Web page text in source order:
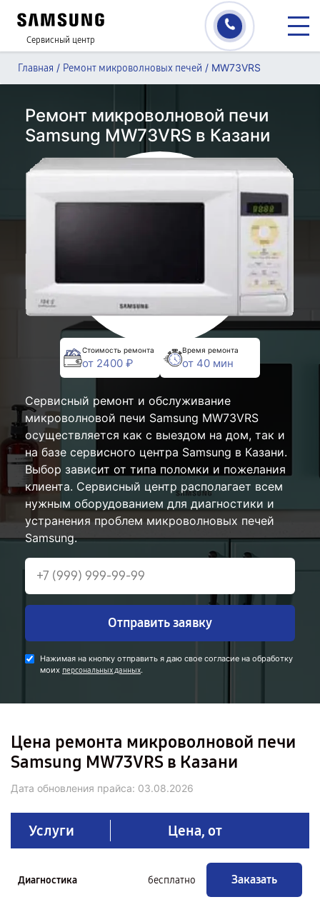
Сервисный центр
Главная / Ремонт микроволновых печей / MW73VRS
Ремонт микроволновой печи
Samsung MW73VRS в Казани
Стоимость ремонта
от 2400 ₽
Время ремонта
от 40 мин
Сервисный ремонт и обслуживание
микроволновой печи Samsung MW73VRS
осуществляется как с выездом на дом, так и
на базе сервисного центра Samsung в Казани.
Выбор зависит от типа поломки и пожелания
клиента. Сервисный центр располагает всем
нужным оборудованием для диагностики и
устранения проблем микроволновых печей
Samsung.
Отправить заявку
Нажимая на кнопку отправить я даю свое согласие на обработку
моих персональных данных.
Цена ремонта микроволновой печи
Samsung MW73VRS в Казани
Дата обновления прайса: 03.08.2026
Услуги Цена, от
Диагностика бесплатно Заказать